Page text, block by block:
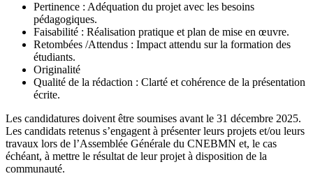
Pertinence : Adéquation du projet avec les besoins
pédagogiques.
Faisabilité : Réalisation pratique et plan de mise en œuvre.
Retombées /Attendus : Impact attendu sur la formation des
étudiants.
Originalité
Qualité de la rédaction : Clarté et cohérence de la présentation
écrite.
Les candidatures doivent être soumises avant le 31 décembre 2025.
Les candidats retenus s’engagent à présenter leurs projets et/ou leurs
travaux lors de l’Assemblée Générale du CNEBMN et, le cas
échéant, à mettre le résultat de leur projet à disposition de la
communauté.